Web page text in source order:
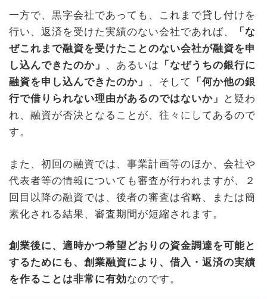
一方で、黒字会社であっても、これまで貸し付けを
行い、返済を受けた実績のない会社であれば、
「 な
ぜこれまで融資を受けたことのない会社が融資を申
し込んできたのか 」 、あるいは 「 なぜうちの銀行に
融資を申し込んできたのか 」 、そして 「 何か他の銀
行で借りられない理由があるのではないか 」
と疑わ
れ、融資が否決となることが、往々にしてあるので
す。
また、初回の融資では、事業計画等のほか、会社や
代表者等の情報についても審査が行われますが、２
回目以降の融資では、後者の審査は省略、または簡
素化される結果、審査期間が短縮されます。
創業後に、適時かつ希望どおりの資金調達を可能と
するためにも、創業融資により、借入・返済の実績
を作ることは非常に有効なのです。